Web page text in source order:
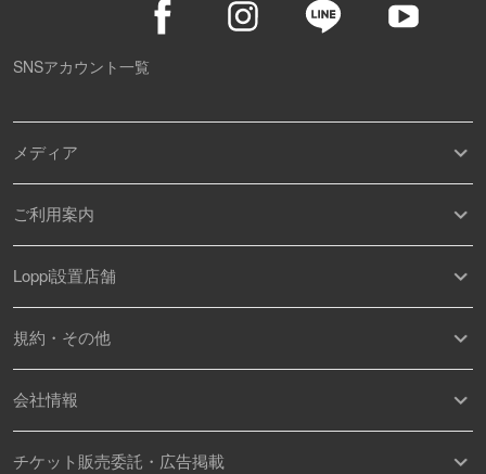
SNSアカウント一覧
メディア
ご利用案内
Loppi設置店舗
規約・その他
会社情報
チケット販売委託・広告掲載